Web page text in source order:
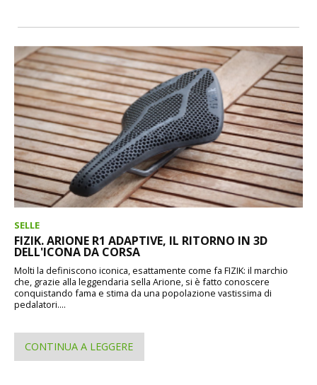
SELLE
FIZIK. ARIONE R1 ADAPTIVE, IL RITORNO IN 3D
DELL'ICONA DA CORSA
Molti la definiscono iconica, esattamente come fa FIZIK: il marchio
che, grazie alla leggendaria sella Arione, si è fatto conoscere
conquistando fama e stima da una popolazione vastissima di
pedalatori....
CONTINUA A LEGGERE